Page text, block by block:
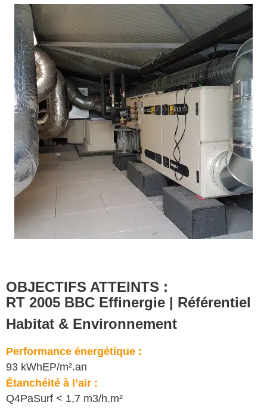
OBJECTIFS ATTEINTS :
RT 2005 BBC Effinergie | Référentiel
Habitat & Environnement
Performance énergétique :
93 kWhEP/m².an
Étanchéité à l’air :
Q4PaSurf < 1,7 m3/h.m²